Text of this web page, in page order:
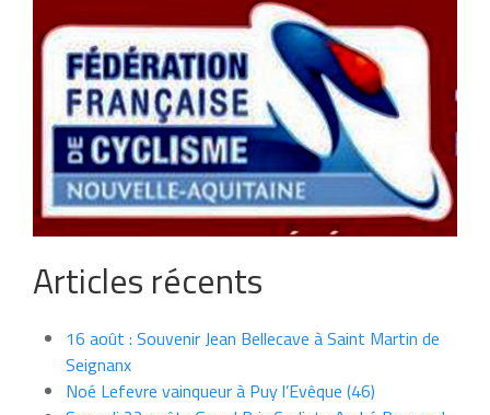
Articles récents
16 août : Souvenir Jean Bellecave à Saint Martin de
Seignanx
Noé Lefevre vainqueur à Puy l’Evêque (46)